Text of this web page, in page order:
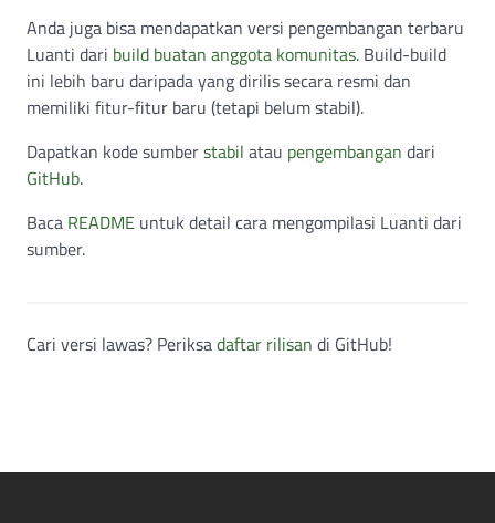
Anda juga bisa mendapatkan versi pengembangan terbaru
Luanti dari build buatan anggota komunitas. Build-build
ini lebih baru daripada yang dirilis secara resmi dan
memiliki fitur-fitur baru (tetapi belum stabil).
Dapatkan kode sumberstabil atau pengembangan dari
GitHub.
Baca README untuk detail cara mengompilasi Luanti dari
sumber.
Cari versi lawas? Periksadaftar rilisan di GitHub!